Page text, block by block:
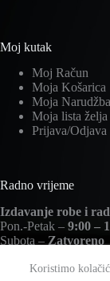
Koristimo
Moj kutak
Moj Račun
Moja Košarica
Moja Narudžba
Moja lista želja
Prijava/Odjava
Radno vrijeme
Izdavanje robe i
Pon.-Petak – 9:00 –
Subota – Zatvoreno